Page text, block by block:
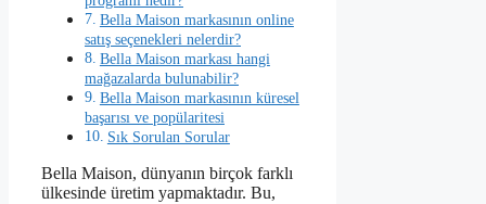
Bella Maison markasının online
satış seçenekleri nelerdir?
Bella Maison markası hangi
mağazalarda bulunabilir?
Bella Maison markasının küresel
başarısı ve popülaritesi
Sık Sorulan Sorular
Bella Maison, dünyanın birçok farklı
ülkesinde üretim yapmaktadır. Bu,